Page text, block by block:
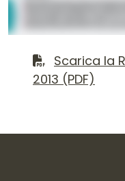
Scarica
Scarica la
2013 (PDF)